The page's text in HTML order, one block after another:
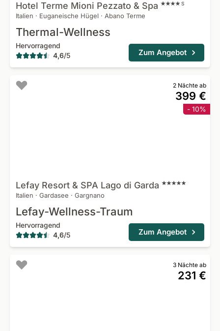
Hotel Terme Mioni Pezzato & Spa S
Italien · Euganeische Hügel · Abano Terme
Thermal-Wellness
Hervorragend
4,6/5 Zum Angebot
2 Nächte ab
399 €
- 10%
Lefay Resort & SPA Lago di Garda
Italien · Gardasee · Gargnano
Lefay-Wellness-Traum
Hervorragend
4,6/5 Zum Angebot
3 Nächte ab
231 €